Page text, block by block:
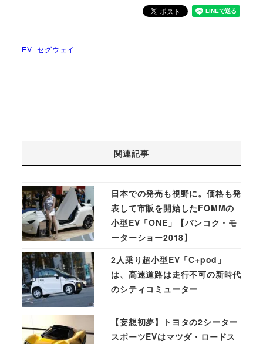
EV セグウェイ
関連記事
日本での発売も視野に。価格も発
表して市販を開始したFOMMの
小型EV「ONE」【バンコク・モ
ーターショー2018】
2人乗り超小型EV「C+pod」
は、高速道路は走行不可の新時代
のシティコミューター
【妄想初夢】トヨタの2シーター
スポーツEVはマツダ・ロードス